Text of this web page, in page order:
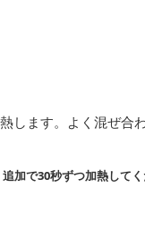
します。よく混ぜ合
加で30秒ずつ加熱してく